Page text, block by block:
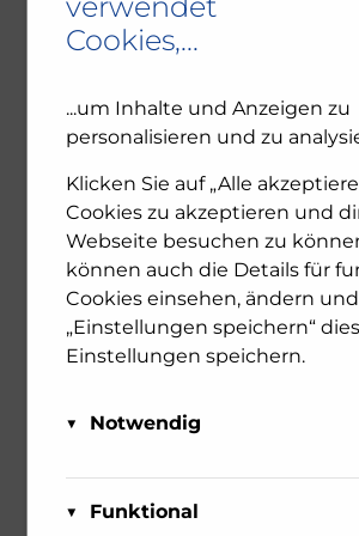
vorzustellen. Zu dem
waren die Schulleit ...
more
verwendet
Cookies,...
...um Inhalte und Anzeigen zu
personalisieren und zu
Klicken Sie auf „Alle
Cookies zu akzeptieren und
Webseite besuchen zu
können auch die Details für
Cookies einsehen, ändern
„Einstellungen speichern“
Einstellungen speichern.
Notwendig
Diese Cookies sind für das
Website erforderlich und
Matomo
Funktional